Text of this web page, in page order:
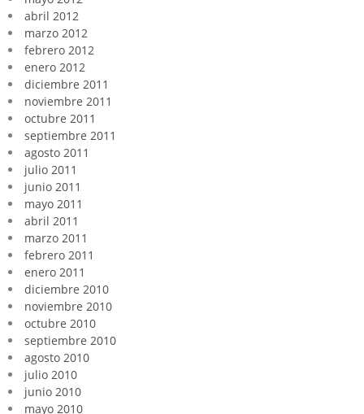
abril 2012
marzo 2012
febrero 2012
enero 2012
diciembre 2011
noviembre 2011
octubre 2011
septiembre 2011
agosto 2011
julio 2011
junio 2011
mayo 2011
abril 2011
marzo 2011
febrero 2011
enero 2011
diciembre 2010
noviembre 2010
octubre 2010
septiembre 2010
agosto 2010
julio 2010
junio 2010
mayo 2010